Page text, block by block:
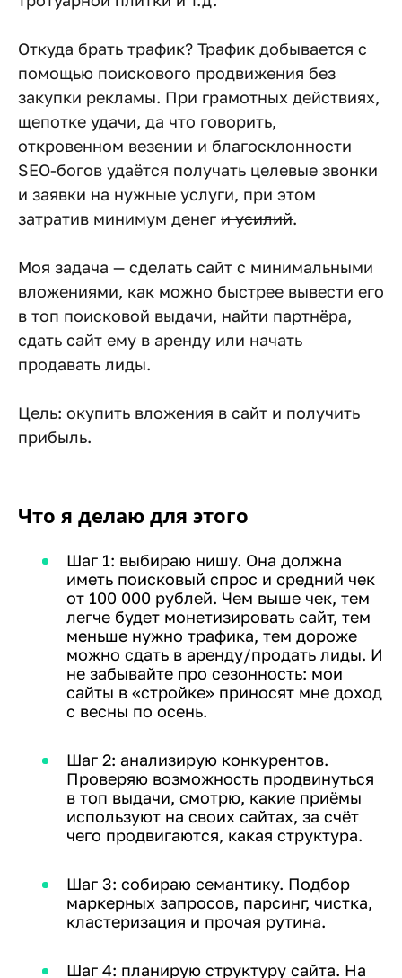
Откуда брать трафик? Трафик добывается с
помощью поискового продвижения без
закупки рекламы. При грамотных действиях,
щепотке удачи, да что говорить,
откровенном везении и благосклонности
SEO-богов удаётся получать целевые звонки
и заявки на нужные услуги, при этом
затратив минимум денег и усилий.
Моя задача — сделать сайт с минимальными
вложениями, как можно быстрее вывести его
в топ поисковой выдачи, найти партнёра,
сдать сайт ему в аренду или начать
продавать лиды.
Цель: окупить вложения в сайт и получить
прибыль.
Что я делаю для этого
Шаг 1: выбираю нишу. Она должна
иметь поисковый спрос и средний чек
от 100 000 рублей. Чем выше чек, тем
легче будет монетизировать сайт, тем
меньше нужно трафика, тем дороже
можно сдать в аренду/продать лиды. И
не забывайте про сезонность: мои
сайты в «стройке» приносят мне доход
с весны по осень.
Шаг 2: анализирую конкурентов.
Проверяю возможность продвинуться
в топ выдачи, смотрю, какие приёмы
используют на своих сайтах, за счёт
чего продвигаются, какая структура.
Шаг 3: собираю семантику. Подбор
маркерных запросов, парсинг, чистка,
кластеризация и прочая рутина.
Шаг 4: планирую структуру сайта. На